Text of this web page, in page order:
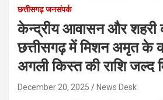
छत्तीसगढ़ जनसंपर्क
केन्द्रीय आवासन और शहरी
छत्तीसगढ़ में मिशन अमृत के
अगली किस्त की राशि जल्द
December 20, 2025 News Desk